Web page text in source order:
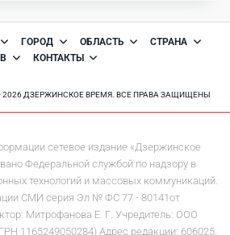
ГОРОД ОБЛАСТЬ
СТРАНА
КОНТАКТЫ
- 2026 ДЗЕРЖИНСКОЕ ВРЕМЯ. ВСЕ ПРАВА ЗАЩИЩЕНЫ
сетевое издание «Дзержинское
Федеральной службой по надзору в
технологий и массовых коммуникаций.
СМИ серия Эл № ФС 77 - 80141от
Митрофанова Е. Г. Учредитель: ООО
1165249050284) Адрес редакции: 606025,